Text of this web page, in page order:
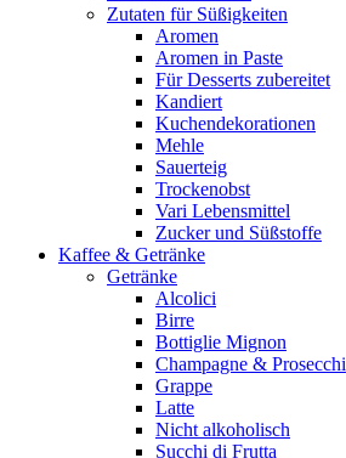
Zutaten für Süßigkeiten
Aromen
Aromen in Paste
Für Desserts zubereitet
Kandiert
Kuchendekorationen
Mehle
Sauerteig
Trockenobst
Vari Lebensmittel
Zucker und Süßstoffe
Kaffee & Getränke
Getränke
Alcolici
Birre
Bottiglie Mignon
Champagne & Prosecchi
Grappe
Latte
Nicht alkoholisch
Succhi di Frutta